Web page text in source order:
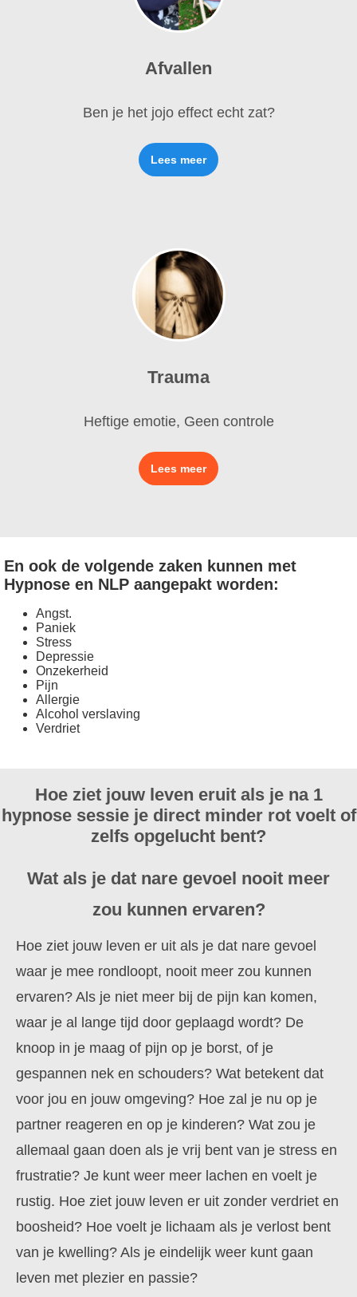
Afvallen
Ben je het jojo effect echt zat?
Lees meer
Trauma
Heftige emotie, Geen controle
Lees meer
En ook de volgende zaken kunnen met
Hypnose en NLP aangepakt worden:
Angst.
Paniek
Stress
Depressie
Onzekerheid
Pijn
Allergie
Alcohol verslaving
Verdriet
Hoe ziet jouw leven eruit als je na 1
hypnose sessie je direct minder rot voelt of
zelfs opgelucht bent?
Wat als je dat nare gevoel nooit meer
zou kunnen ervaren?
Hoe ziet jouw leven er uit als je dat nare gevoel
waar je mee rondloopt, nooit meer zou kunnen
ervaren? Als je niet meer bij de pijn kan komen,
waar je al lange tijd door geplaagd wordt? De
knoop in je maag of pijn op je borst, of je
gespannen nek en schouders? Wat betekent dat
voor jou en jouw omgeving? Hoe zal je nu op je
partner reageren en op je kinderen? Wat zou je
allemaal gaan doen als je vrij bent van je stress en
frustratie? Je kunt weer meer lachen en voelt je
rustig. Hoe ziet jouw leven er uit zonder verdriet en
boosheid? Hoe voelt je lichaam als je verlost bent
van je kwelling? Als je eindelijk weer kunt gaan
leven met plezier en passie?